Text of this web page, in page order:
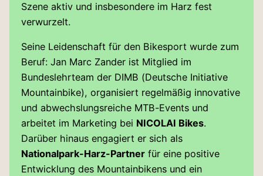
Szene aktiv und insbesondere im Harz fest
verwurzelt.
Seine Leidenschaft für den Bikesport wurde zum
Beruf: Jan Marc Zander ist Mitglied im
Bundeslehrteam der DIMB (Deutsche Initiative
Mountainbike), organisiert regelmäßig innovative
und abwechslungsreiche MTB-Events und
arbeitet im Marketing bei NICOLAI Bikes.
Darüber hinaus engagiert er sich als
Nationalpark-Harz-Partner für eine positive
Entwicklung des Mountainbikens und ein